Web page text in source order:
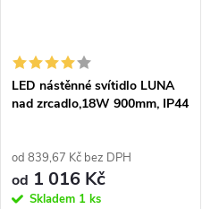
LED nástěnné svítidlo LUNA
nad zrcadlo,18W 900mm, IP44
od 839,67 Kč bez DPH
od 1 016 Kč
Skladem 1 ks